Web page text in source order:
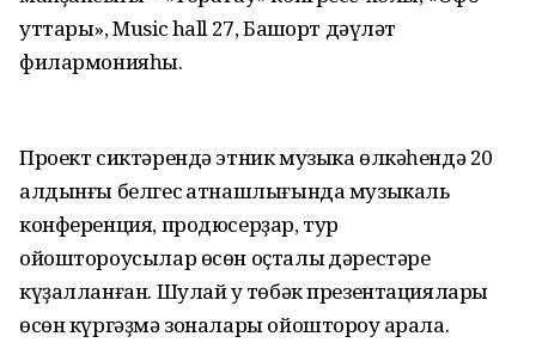
уттары», Music hall 27, Башҡорт дәүләт
филармонияһы.
Проект сиктәрендә этник музыка өлкәһендә 20
алдынғы белгес ҡатнашлығында музыкаль
конференция, продюсерҙар, тур
ойоштороусылар өсөн оҫталыҡ дәрестәре
күҙалланған. Шулай уҡ төбәк презентациялары
өсөн күргәҙмә зоналары ойоштороу ҡарала.